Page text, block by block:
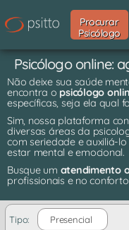
Procurar
Psicólogo
Psicólogo online:
Não deixe sua saúde
encontra o psicólogo
específicas, seja ela qual
Sim, nossa plataforma
diversas áreas da
com seriedade e auxiliá-
estar mental e emocional.
Busque um atendimento
profissionais e no
Tipo: Presencial